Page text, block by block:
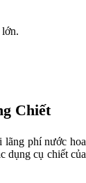
Chiết
lãng phí nước hoa
dụng cụ chiết của